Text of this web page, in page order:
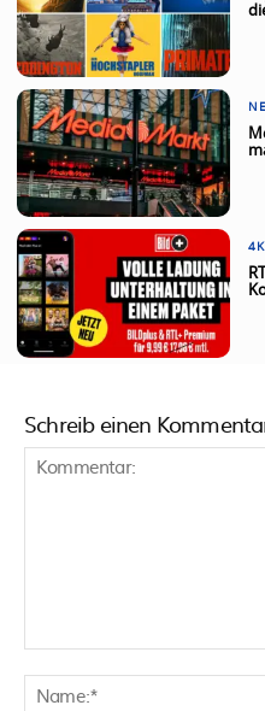
Schreib einen